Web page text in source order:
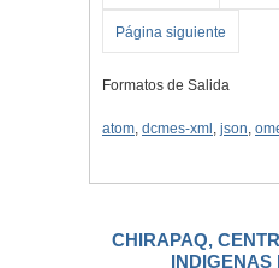
Página siguiente
Formatos de Salida
atom, dcmes-xml , json,
CHIRAPAQ,
INDIGENAS